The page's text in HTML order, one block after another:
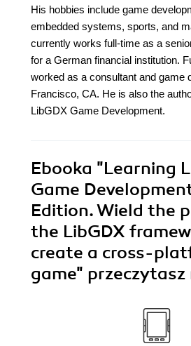
His hobbies include game
embedded systems, sports, and
currently works full-time as a
for a German financial institution.
worked as a consultant and game
Francisco, CA. He is also the
LibGDX Game Development.
Ebooka "Learning
Game
Edition. Wield the
the LibGDX
create a cross-
game" przeczytasz